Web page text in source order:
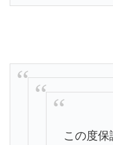
この度